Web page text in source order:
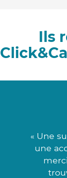
Ils
« Une
une